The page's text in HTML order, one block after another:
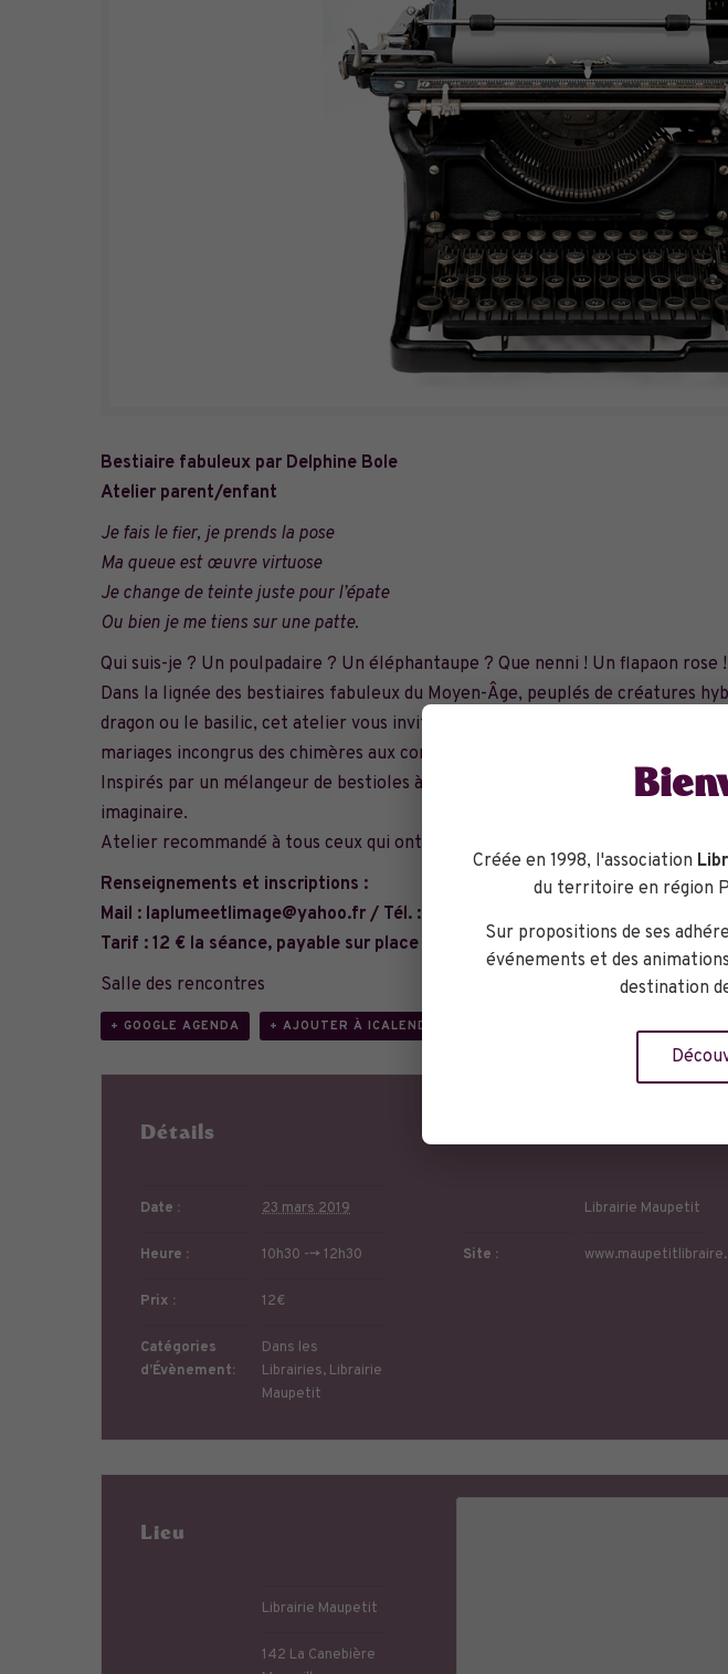
Bestiaire fabuleux par Delphine Bole
Atelier parent/enfant
Je fais le fier, je prends la pose
Ma queue est œuvre virtuose
Je change de teinte juste pour l’épate
Ou bien je me tiens sur une patte.
Qui suis-je ? Un poulpadaire ? Un éléphantaupe ? Que nenni ! Un flapaon rose !
Dans la lignée des bestiaires fabuleux du Moyen-Âge, peuplés de créatures
dragon ou le basilic, cet atelier vous invite à votre tour à mélanger des
mariages incongrus des chimères aux corps improbables et aux noms étranges.
Inspirés par un mélangeur de bestioles à poils, à plumes, à cornes ou à
imaginaire.
Atelier recommandé à tous ceux qui ont gardé une âme d’enfant…
Renseignements et inscriptions :
Mail : laplumeetlimage@yahoo.fr / Tél. : 06.60.79.61.65
Tarif : 12 € la séance, payable sur place en espèces ou par chèque, carnets
Salle des rencontres
+ GOOGLE AGENDA + AJOUTER À ICALENDAR
Détails
Date : 23 mars 2019
Heure : 10h30 --> 12h30
Prix : 12€
Catégories
d’Évènement:
Dans les
Librairies, Librairie
Maupetit
Librairie Maupetit
Site :
Lieu
Librairie Maupetit
142 La Canebière
Créée en 1998, l'association
du territoire en région
Sur propositions de ses
événements et des
destination